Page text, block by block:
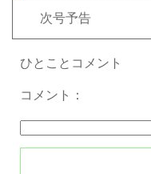
次号予告
ひとことコメント
コメント：